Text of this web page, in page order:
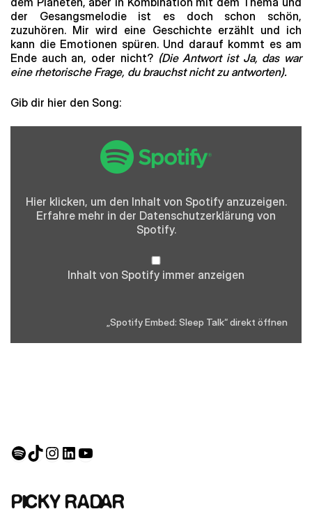
der Gesangsmelodie ist es doch schon schön,
zuzuhören. Mir wird eine Geschichte erzählt und ich
kann die Emotionen spüren. Und darauf kommt es am
Ende auch an, oder nicht? (Die Antwort ist Ja, das war
eine rhetorische Frage, du brauchst nicht zu antworten).
Gib dir hier den Song:
Hier klicken, um den Inhalt von Spotify anzuzeigen.
Erfahre mehr in der Datenschutzerklärung von
Spotify.
Inhalt von Spotify immer anzeigen
„Spotify Embed: Sleep Talk“ direkt öffnen
Spotify
TikTok
Instagram
LinkedIn
YouTube
PICKY RADAR